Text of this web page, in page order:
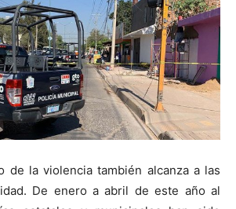
de la violencia también alcanza a las
De enero a abril de este año al